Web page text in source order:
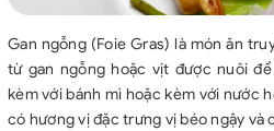
Gan ngỗng (Foie Gras) là món ăn
từ gan ngỗng hoặc vịt được nuôi
kèm với bánh mì hoặc kèm với nước
có hương vị đặc trưng vị béo ngậy và